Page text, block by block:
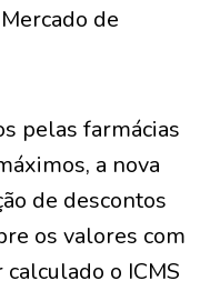
de
pelas farmácias
a nova
de descontos
os valores com
o ICMS